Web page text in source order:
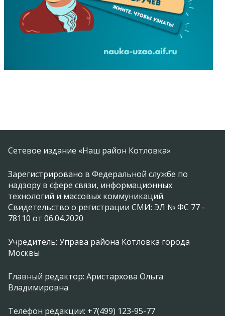
Сетевое издание «Наш район Котловка»
Зарегистрировано в Федеральной службе по
надзору в сфере связи, информационных
технологий и массовых коммуникаций.
Свидетельство о регистрации СМИ: ЭЛ № ФС 77 -
78110 от 06.04.2020
Учредитель: Управа района Котловка города
Москвы
Главный редактор: Аристархова Ольга
Владимировна
Телефон редакции: +7(499) 123-95-77